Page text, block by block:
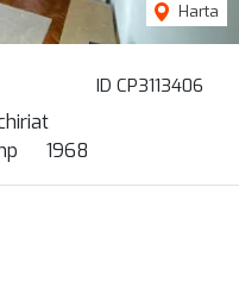
ID CP3113406
1968
Harta